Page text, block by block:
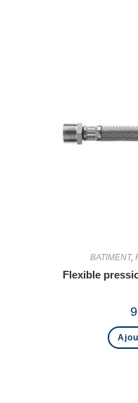
BATIMENT,
Flexible